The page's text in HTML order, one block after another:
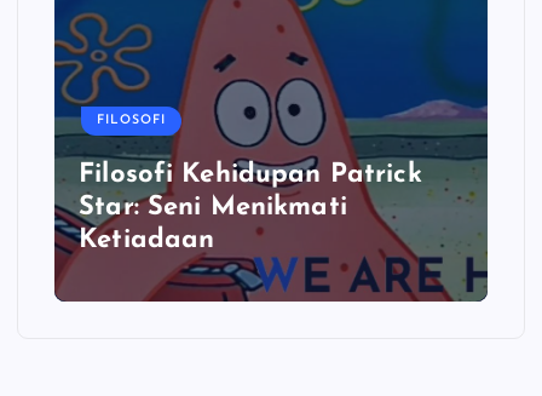
FILOSOFI
Filosofi Kehidupan Patrick
Star: Seni Menikmati
Ketiadaan